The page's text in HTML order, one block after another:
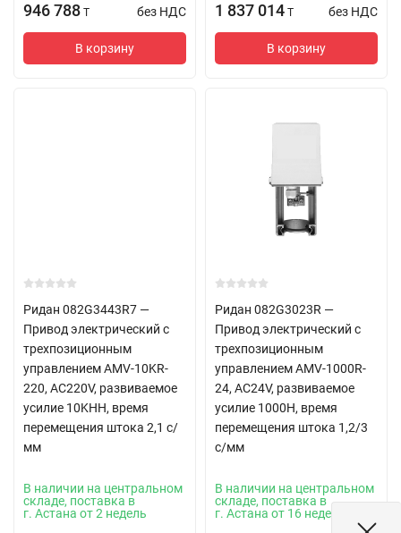
946 788 T без НДС
В корзину
1 837 014 T без НДС
В корзину
Ридан 082G3443R7 —
Привод электрический с
трехпозиционным
управлением AMV-10KR-
220, AC220V, развиваемое
усилие 10KНН, время
перемещения штока 2,1 с/
мм
В наличии на центральном
складе, поставка в
г. Астана от 2 недель
Ридан 082G3023R —
Привод электрический с
трехпозиционным
управлением AMV-1000R-
24, AC24V, развиваемое
усилие 1000Н, время
перемещения штока 1,2/3
с/мм
В наличии на центральном
складе, поставка в
г. Астана от 16 недель